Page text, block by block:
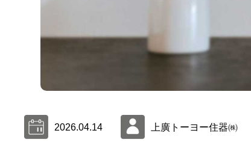
2026.04.14 上廣トーヨー住器㈱